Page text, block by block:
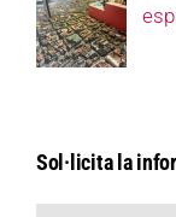
Sol·licita la